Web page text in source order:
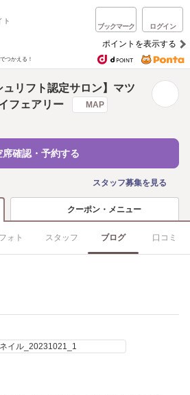
ト
ブックマーク ログイン
ポイントを表示する
つかえる！
ュリフト認定サロン】マツ
フェアリー
MAP
席確認・予約する
スタッフ募集を見る
クーポン・メニュー
フォト スタッフ ブログ 口コミ